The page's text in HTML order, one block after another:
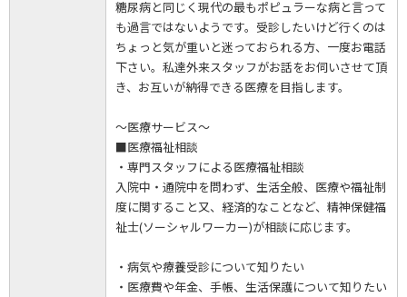
糖尿病と同じく現代の最もポピュラーな病と言って
も過言ではないようです。受診したいけど行くのは
ちょっと気が重いと迷っておられる方、一度お電話
下さい。私達外来スタッフがお話をお伺いさせて頂
き、お互いが納得できる医療を目指します。
～医療サービス～
■医療福祉相談
・専門スタッフによる医療福祉相談
入院中・通院中を問わず、生活全般、医療や福祉制
度に関すること又、経済的なことなど、精神保健福
祉士(ソーシャルワーカー)が相談に応じます。
・病気や療養受診について知りたい
・医療費や年金、手帳、生活保護について知りたい